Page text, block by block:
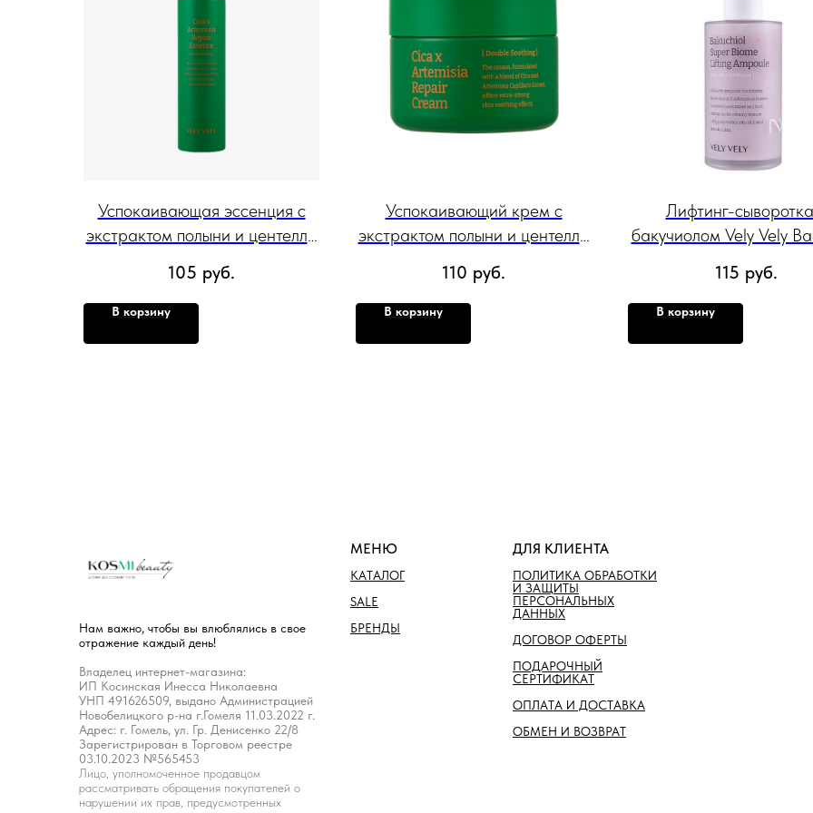
Успокаивающая эссенция с
экстрактом полыни и центеллы
Vely Vely Cica X Artemisia
Repair Essence 160 мл
105 руб.
В корзину
Успокаивающий крем с
экстрактом полыни и центеллы
для чувствительной кожи Vely
Vely Cica Х Artemisia Repair
Cream 60 мл
110 руб.
В корзину
Лифтинг-
бакучиолом Vely Vely
Super Biome Lifting
100 мл
115 руб.
В корзину
Нам важно, чтобы вы влюблялись в свое
отражение каждый день!
Владелец интернет-магазина:
ИП Косинская Инесса Николаевна
УНП 491626509, выдано Администрацией
Новобелицкого р-на г.Гомеля 11.03.2022 г.
Адрес: г. Гомель, ул. Гр. Денисенко 22/8
Зарегистрирован в Торговом реестре
03.10.2023 №565453
Лицо, уполномоченное продавцом
рассматривать обращения покупателей о
нарушении их прав, предусмотренных
МЕНЮ
КАТАЛОГ
SALE
БРЕНДЫ
ДЛЯ КЛИЕНТА
ПОЛИТИКА ОБРАБОТКИ
И ЗАЩИТЫ
ПЕРСОНАЛЬНЫХ
ДАННЫХ
ДОГОВОР ОФЕРТЫ
ПОДАРОЧНЫЙ
СЕРТИФИКАТ
ОПЛАТА И ДОСТАВКА
ОБМЕН И ВОЗВРАТ